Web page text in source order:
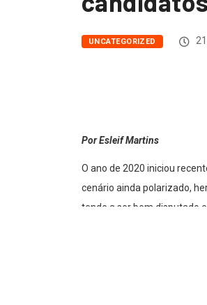
UNCATEGORIZED
Por Esleif Martins
O ano de 2020 iniciou
cenário ainda polarizado,
tende a ser bem disputado